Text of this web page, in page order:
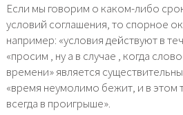
Если мы говорим о каком-либо
условий соглашения, то спорное
например: «условия действуют в
«просим , ну а в случае , когда
времени» является
«время неумолимо бежит, и в этом
всегда в проигрыше».